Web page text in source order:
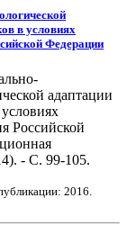
в условиях
Федерации
адаптации
Российской
- С. 99-105.
2016.